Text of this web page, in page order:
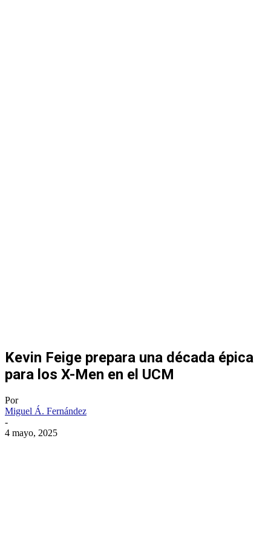
Kevin Feige prepara una década épica
para los X-Men en el UCM
Por
Miguel Á. Fernández
-
4 mayo, 2025